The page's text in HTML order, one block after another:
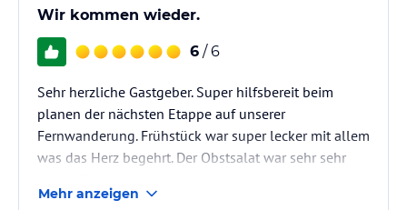
Wir kommen wieder.
6 / 6
Sehr herzliche Gastgeber. Super hilfsbereit beim
planen der nächsten Etappe auf unserer
Fernwanderung. Frühstück war super lecker mit allem
was das Herz begehrt. Der Obstsalat war sehr sehr
Kommen gerne wieder.
Mehr anzeigen